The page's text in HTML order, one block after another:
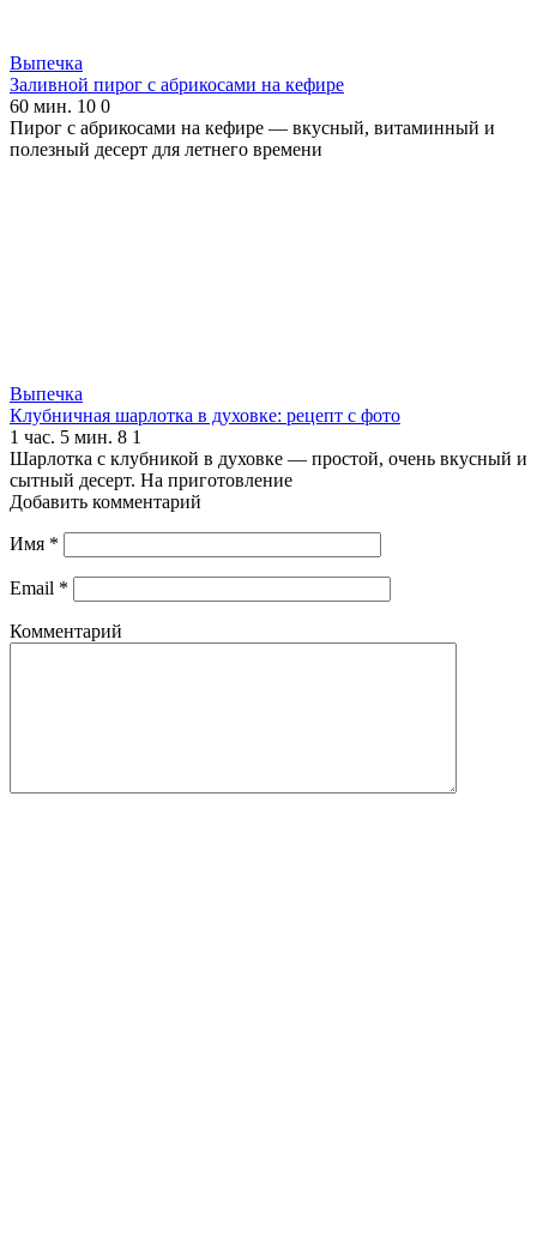
Выпечка
Заливной пирог с абрикосами на кефире
60 мин. 10 0
Пирог с абрикосами на кефире — вкусный, витаминный и
полезный десерт для летнего времени
Выпечка
Клубничная шарлотка в духовке: рецепт с фото
1 час. 5 мин. 8 1
Шарлотка с клубникой в духовке — простой, очень вкусный и
сытный десерт. На приготовление
Добавить комментарий
Имя *
Email *
Комментарий